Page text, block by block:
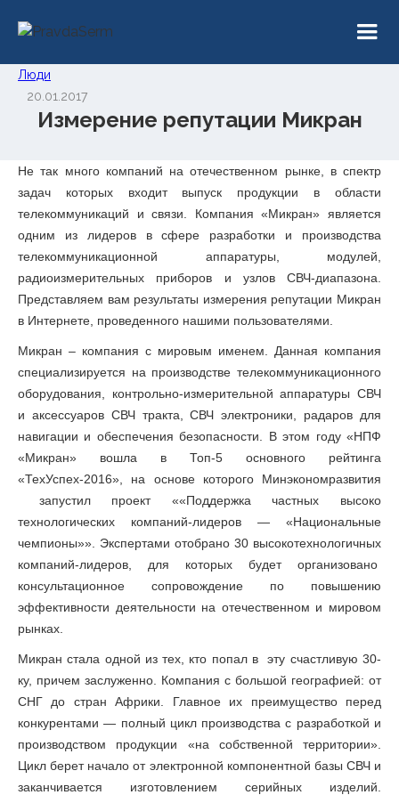
Люди
20.01.2017
Измерение репутации Микран
Не так много компаний на отечественном рынке, в спектр
задач которых входит выпуск продукции в области
телекоммуникаций и связи. Компания «Микран» является
одним из лидеров в сфере разработки и производства
телекоммуникационной аппаратуры, модулей,
радиоизмерительных приборов и узлов СВЧ-диапазона.
Представляем вам результаты измерения репутации Микран
в Интернете, проведенного нашими пользователями.
Микран – компания с мировым именем. Данная компания
специализируется на производстве телекоммуникационного
оборудования, контрольно-измерительной аппаратуры СВЧ
и аксессуаров СВЧ тракта, СВЧ электроники, радаров для
навигации и обеспечения безопасности. В этом году «НПФ
«Микран» вошла в Топ-5 основного рейтинга
«ТехУспех-2016», на основе которого Минэкономразвития
запустил проект ««Поддержка частных высоко
технологических компаний-лидеров — «Национальные
чемпионы»». Экспертами отобрано 30 высокотехнологичных
компаний-лидеров, для которых будет организовано
консультационное сопровождение по повышению
эффективности деятельности на отечественном и мировом
рынках.
Микран стала одной из тех, кто попал в эту счастливую 30-
ку, причем заслуженно. Компания с большой географией: от
СНГ до стран Африки. Главное их преимущество перед
конкурентами — полный цикл производства с разработкой и
производством продукции «на собственной территории».
Цикл берет начало от электронной компонентной базы СВЧ и
заканчивается изготовлением серийных изделий.